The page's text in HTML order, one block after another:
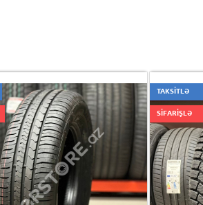
TAKSİTLƏ
SİFARİŞLƏ